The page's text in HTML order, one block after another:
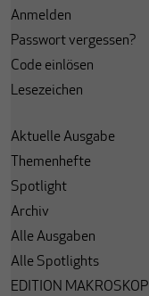
Anmelden
Passwort vergessen?
Code einlösen
Lesezeichen
Aktuelle Ausgabe
Themenhefte
Spotlight
Archiv
Alle Ausgaben
Alle Spotlights
EDITION MAKROSKOP